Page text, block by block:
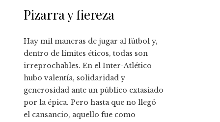
Pizarra y fiereza
Hay mil maneras de jugar al fútbol y,
dentro de límites éticos, todas son
irreprochables. En el Inter-Atlético
hubo valentía, solidaridad y
generosidad ante un público extasiado
por la épica. Pero hasta que no llegó
el cansancio, aquello fue como